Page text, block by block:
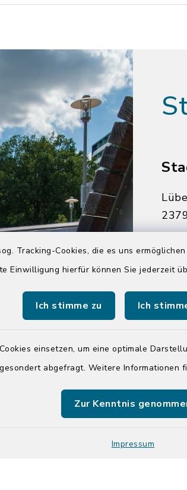
Tracking-Cookies, die es uns
Einwilligung hierfür können Sie jederzeit
Ich stimme zu Ich
einsetzen, um eine optimale
abgefragt. Weitere Informationen
Zur Kenntnis
Impressum